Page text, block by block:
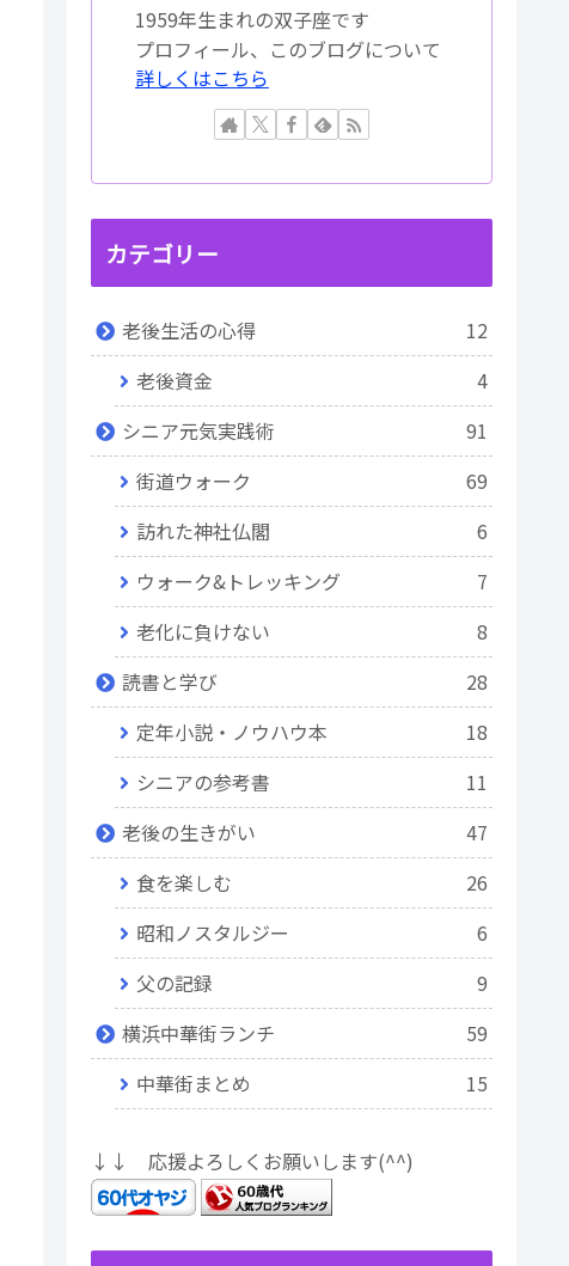
1959年生まれの双子座です
プロフィール、このブログについて
詳しくはこちら
カテゴリー
老後生活の心得
12
老後資金
4
シニア元気実践術
91
街道ウォーク
69
訪れた神社仏閣
6
ウォーク&トレッキング
7
老化に負けない
8
読書と学び
28
定年小説・ノウハウ本
18
シニアの参考書
11
老後の生きがい
47
食を楽しむ
26
昭和ノスタルジー
6
父の記録
9
横浜中華街ランチ
59
中華街まとめ
15
↓↓ 応援よろしくお願いします(^^)